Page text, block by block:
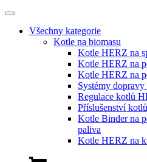
Všechny kategorie
Kotle na biomasu
Kotle HERZ na
Kotle HERZ na
Kotle HERZ na
Systémy
Regulace kotlů
Příslušenství
Kotle Binder na
paliva
Kotle HERZ na